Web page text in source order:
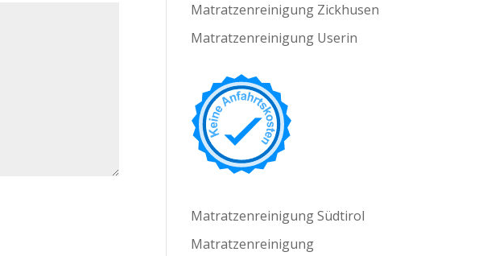
Matratzenreinigung Zickhusen
Matratzenreinigung Userin
Matratzenreinigung Südtirol
Matratzenreinigung